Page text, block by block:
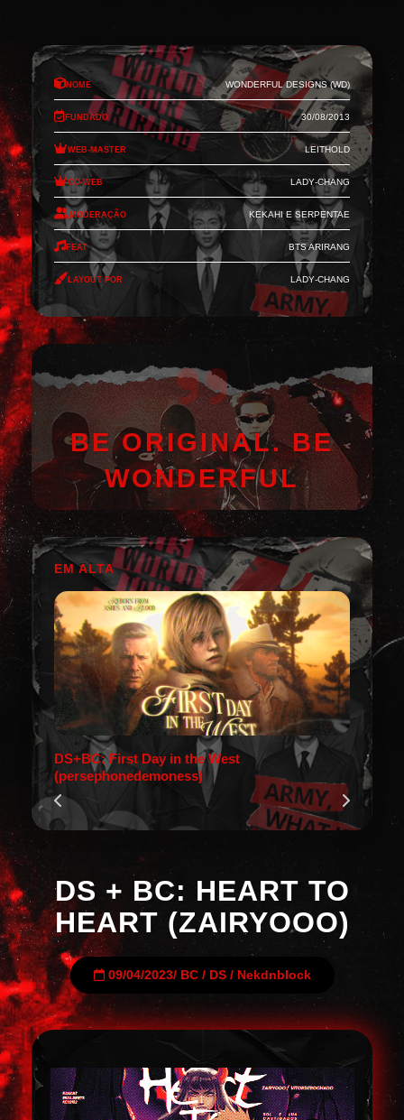
Nome Wonderful Designs (WD)
Fundado 30/08/2013
Web-Master Leithold
Co-Web Lady-Chang
Moderação Kekahi e Serpentae
Feat BTS Arirang
Layout por Lady-Chang
BE ORIGINAL. BE
WONDERFUL
EM ALTA
DS+BC: First Day in the West
(persephonedemoness)
DS + BC: HEART TO
HEART (ZAIRYOOO)
09/04/2023/ BC/ DS/ Nekdnblock